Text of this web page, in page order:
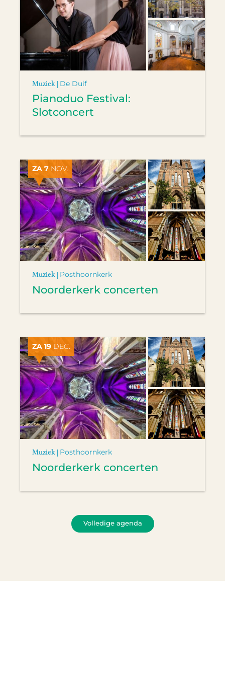
Muziek | De Duif
Pianoduo Festival:
Slotconcert
ZA 7 NOV.
Muziek | Posthoornkerk
Noorderkerk concerten
ZA 19 DEC.
Muziek | Posthoornkerk
Noorderkerk concerten
Volledige agenda